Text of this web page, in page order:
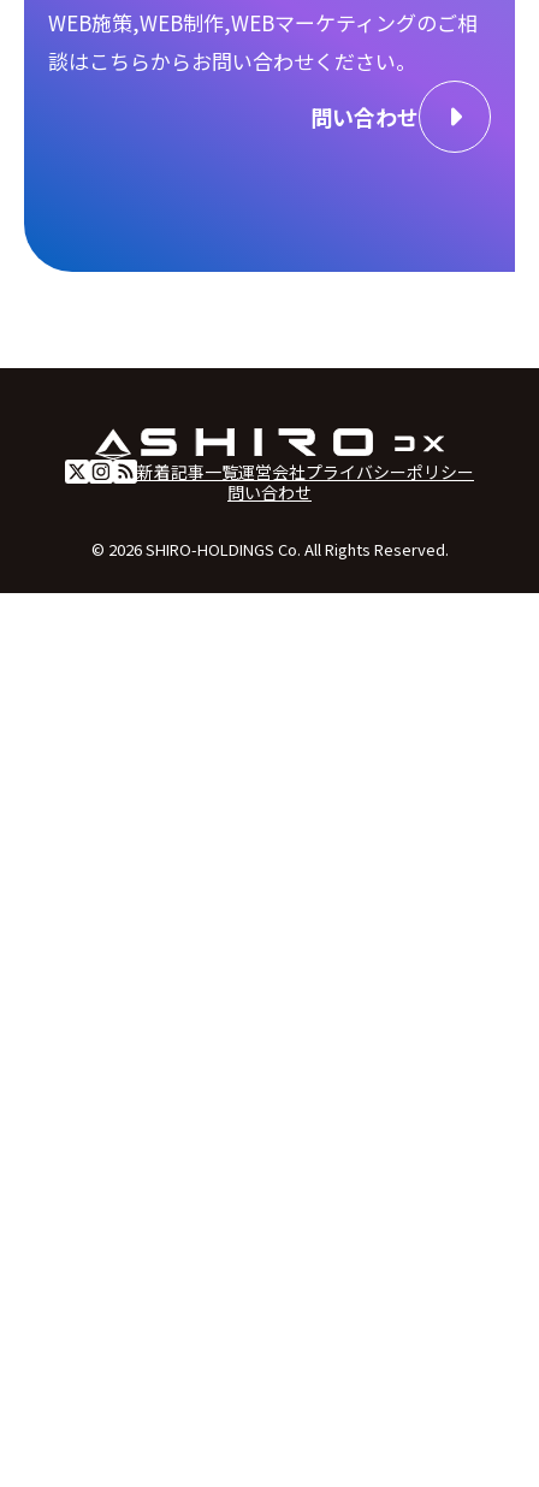
WEB施策,WEB制作,WEBマーケティングのご相
談はこちらからお問い合わせください。
問い合わせ
新着記事一覧運営会社プライバシーポリシー
問い合わせ
© 2026 SHIRO-HOLDINGS Co. All Rights Reserved.